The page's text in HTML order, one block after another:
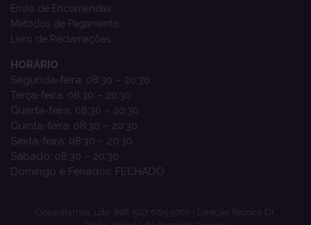
Envio de Encomendas
Métodos de Pagamento
Livro de Reclamações
HORÁRIO
Segunda-feira: 08:30 – 20:30
Terça-feira: 08:30 – 20:30
Quarta-feira: 08:30 – 20:30
Quinta-feira: 08:30 – 20:30
Sexta-feira: 08:30 – 20:30
Sábado: 08:30 – 20:30
Domingo e Feriados: FECHADO
Oceanifarma, Lda. (NIF 507 665 970) - Direção Técnica Dr.